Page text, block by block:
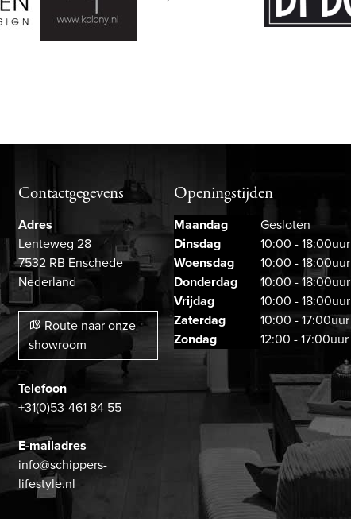
Contactgegevens
Adres
Lenteweg 28
7532 RB Enschede
Nederland
Route naar onze
showroom
Telefoon
+31(0)53-461 84 55
E-mailadres
info@schippers-
lifestyle.nl
Openingstijden
Maandag
Gesloten
Dinsdag
10:00 - 18:00uur
Woensdag
10:00 - 18:00uur
Donderdag
10:00 - 18:00uur
Vrijdag
10:00 - 18:00uur
Zaterdag
10:00 - 17:00uur
Zondag
12:00 - 17:00uur